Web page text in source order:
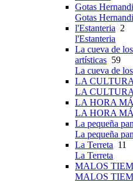
Gotas
Gotas
l'Estanteria 2
l'Estanteria
La cueva de
artísticas 59
La cueva de
LA
LA
LA HORA
LA HORA
La pequeña
La pequeña
La Terreta 11
La Terreta
MALOS
MALOS